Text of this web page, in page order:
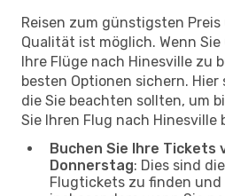
Reisen zum günstigsten
Qualität ist möglich. Wenn
Ihre Flüge nach Hinesville zu
besten Optionen sichern.
die Sie beachten sollten, um
Sie Ihren Flug nach Hinesville
Buchen Sie Ihre Tickets
Donnerstag: Dies sind
Flugtickets zu finden und